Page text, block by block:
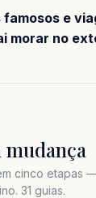
e
morar no
mudança
cinco etapas
31 guias.